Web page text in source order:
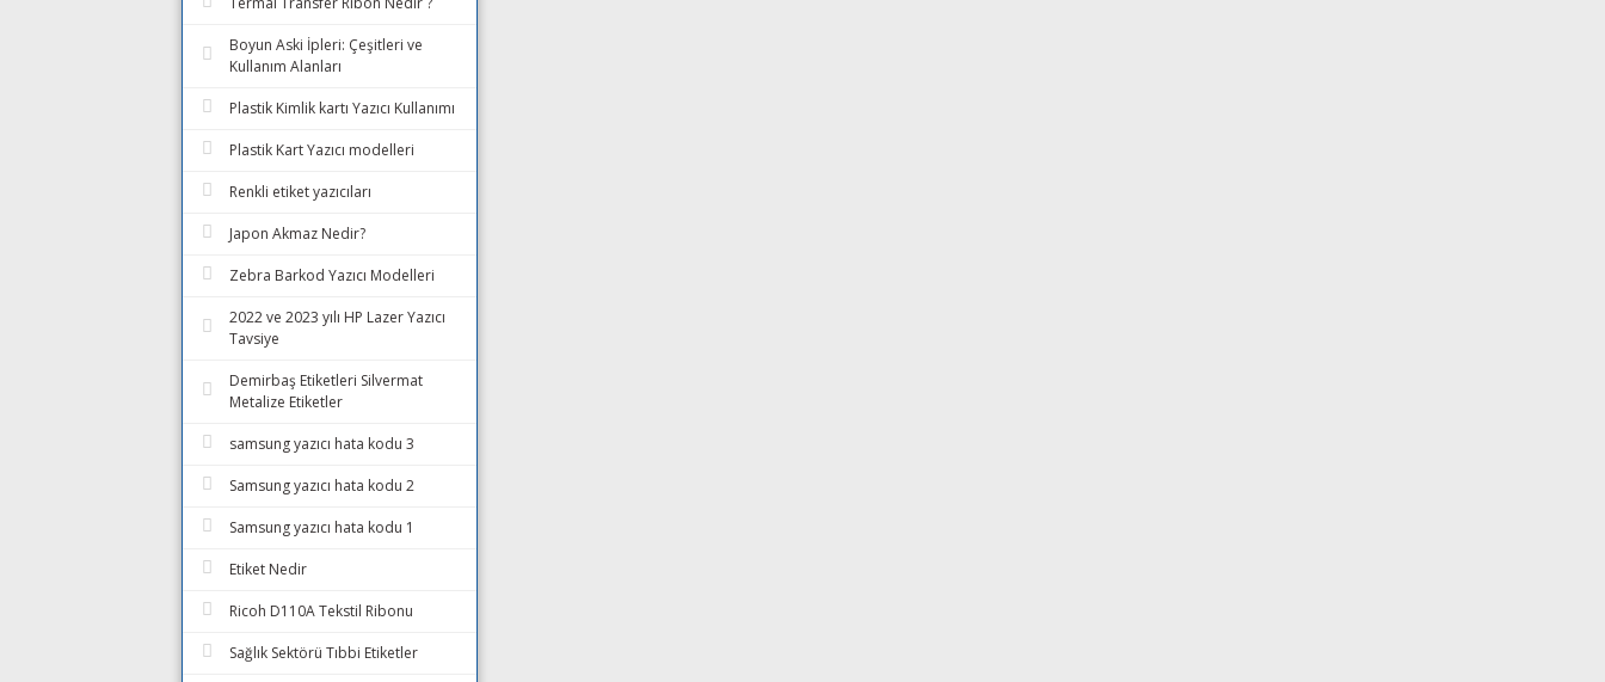
Boyun Aski İpleri: Çeşitleri ve
Kullanım Alanları
Plastik Kimlik kartı Yazıcı Kullanımı
Plastik Kart Yazıcı modelleri
Renkli etiket yazıcıları
Japon Akmaz Nedir?
Zebra Barkod Yazıcı Modelleri
2022 ve 2023 yılı HP Lazer Yazıcı
Tavsiye
Demirbaş Etiketleri Silvermat
Metalize Etiketler
samsung yazıcı hata kodu 3
Samsung yazıcı hata kodu 2
Samsung yazıcı hata kodu 1
Etiket Nedir
Ricoh D110A Tekstil Ribonu
Sağlık Sektörü Tıbbi Etiketler